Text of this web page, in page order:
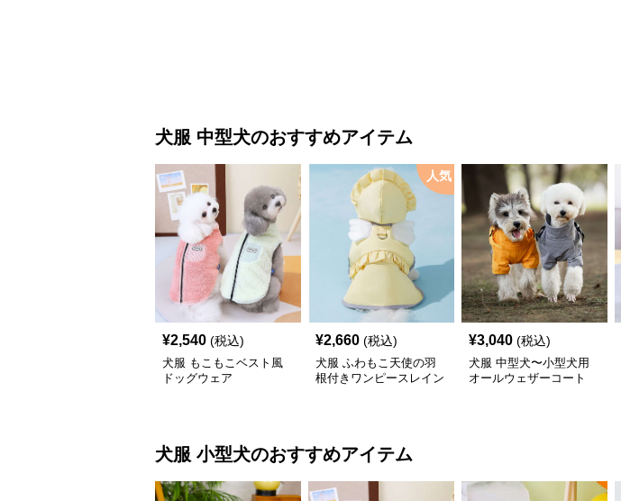
犬服 中型犬のおすすめアイテム
¥2,540 (税込)
犬服 もこもこベスト風
ドッグウェア
人気
¥2,660 (税込)
犬服 ふわもこ天使の羽
根付きワンピースレイン
¥3,040 (税込)
犬服 中型犬〜小型犬用
オールウェザーコート
犬服 小型犬のおすすめアイテム